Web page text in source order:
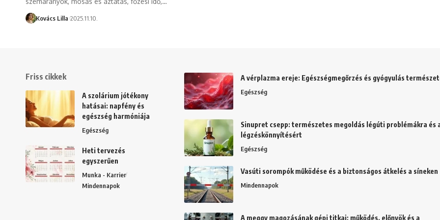
Kovács Lilla 2025.11.10.
Friss cikkek
A szolárium jótékony
hatásai: napfény és
egészség harmóniája
Egészség
Heti tervezés
egyszerűen
Munka - Karrier
Mindennapok
A vérplazma ereje: Egészségmegőrzés és gyógyulás
Egészség
Sinupret csepp: természetes megoldás légúti problémákra és
légzéskönnyítésért
Egészség
Vasúti sorompók működése és a biztonságos átkelés a síneken
Mindennapok
A meggy magozásának gépi titkai: működés, előnyök és a